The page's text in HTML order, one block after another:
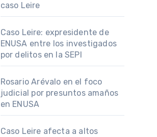
caso Leire
Caso Leire: expresidente de
ENUSA entre los investigados
por delitos en la SEPI
Rosario Arévalo en el foco
judicial por presuntos amaños
en ENUSA
Caso Leire afecta a altos